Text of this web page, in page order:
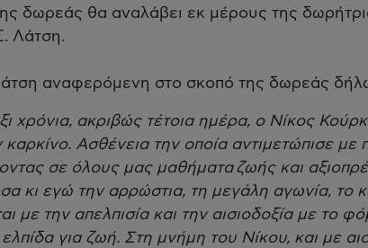
δωρεάς θα αναλάβει εκ μέρους της
Λάτση.
αναφερόμενη στο σκοπό της δωρεάς
χρόνια, ακριβώς τέτοια ημέρα, ο Νίκος
Ασθένεια την οποία αντιμετώπισε με
σε όλους μας μαθήματα ζωής και
κι εγώ την αρρώστια, τη μεγάλη αγωνία, το
με την απελπισία και την αισιοδοξία με το
ελπίδα για ζωή. Στη μνήμη του Νίκου, και με